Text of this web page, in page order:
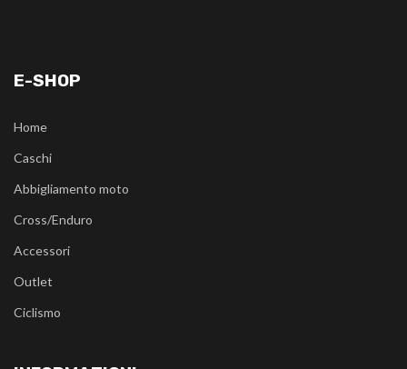
E-SHOP
Home
Caschi
Abbigliamento moto
Cross/Enduro
Accessori
Outlet
Ciclismo